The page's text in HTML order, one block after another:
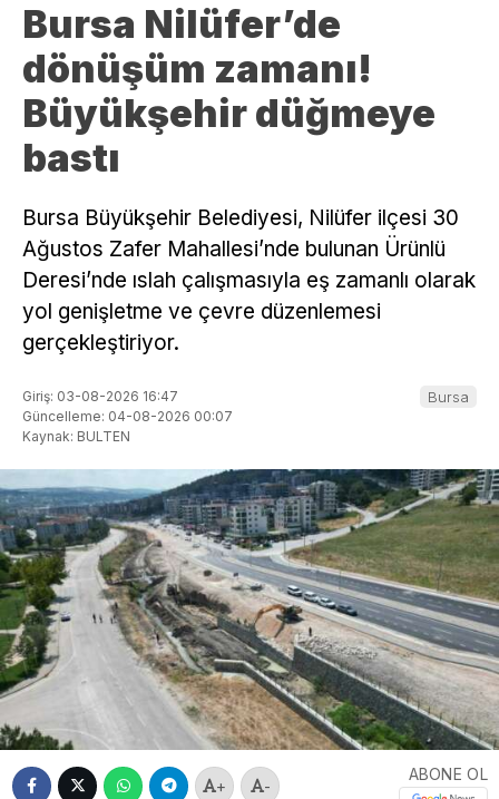
Bursa Nilüfer’de
dönüşüm zamanı!
Büyükşehir düğmeye
bastı
Bursa Büyükşehir Belediyesi, Nilüfer ilçesi 30
Ağustos Zafer Mahallesi’nde bulunan Ürünlü
Deresi’nde ıslah çalışmasıyla eş zamanlı olarak
yol genişletme ve çevre düzenlemesi
gerçekleştiriyor.
Giriş: 03-08-2026 16:47
Güncelleme: 04-08-2026 00:07
Kaynak: BULTEN
Bursa
+ -
ABONE OL